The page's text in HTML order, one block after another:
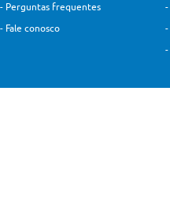
- Perguntas frequentes
- Fale conosco
-
-
-